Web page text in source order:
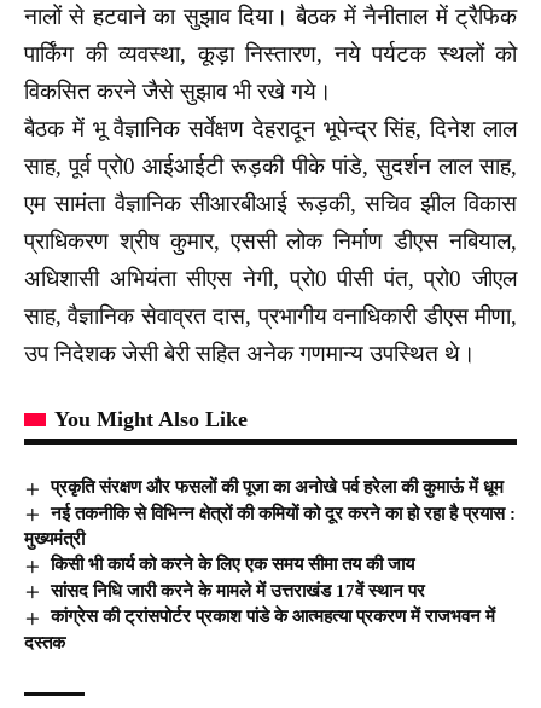
नालों से हटवाने का सुझाव दिया। बैठक में नैनीताल में ट्रैफिक
पार्किंग की व्यवस्था, कूड़ा निस्तारण, नये पर्यटक स्थलों को
विकसित करने जैसे सुझाव भी रखे गये।
बैठक में भू वैज्ञानिक सर्वेक्षण देहरादून भूपेन्द्र सिंह, दिनेश लाल
साह, पूर्व प्रो0 आईआईटी रूड़की पीके पांडे, सुदर्शन लाल साह,
एम सामंता वैज्ञानिक सीआरबीआई रूड़की, सचिव झील विकास
प्राधिकरण श्रीष कुमार, एससी लोक निर्माण डीएस नबियाल,
अधिशासी अभियंता सीएस नेगी, प्रो0 पीसी पंत, प्रो0 जीएल
साह, वैज्ञानिक सेवाव्रत दास, प्रभागीय वनाधिकारी डीएस मीणा,
उप निदेशक जेसी बेरी सहित अनेक गणमान्य उपस्थित थे।
You Might Also Like
प्रकृति संरक्षण और फसलों की पूजा का अनोखे पर्व हरेला की कुमाऊं में धूम
नई तकनीकि से विभिन्न क्षेत्रों की कमियों को दूर करने का हो रहा है प्रयास :
मुख्यमंत्री
किसी भी कार्य को करने के लिए एक समय सीमा तय की जाय
सांसद निधि जारी करने के मामले में उत्तराखंड 17वें स्थान पर
कांग्रेस की ट्रांसपोर्टर प्रकाश पांडे के आत्महत्या प्रकरण में राजभवन में
दस्तक